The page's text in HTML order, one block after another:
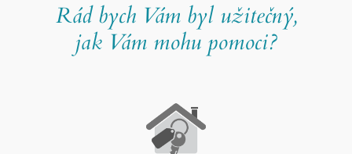
Rád bych Vám byl užitečný,
jak Vám mohu pomoci?